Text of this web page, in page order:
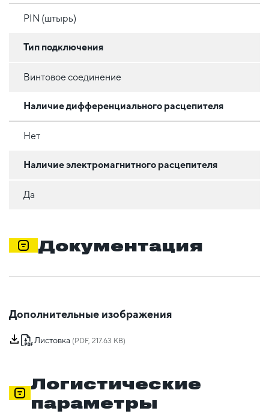
PIN (штырь)
Тип подключения
Винтовое соединение
Наличие дифференциального расцепителя
Нет
Наличие электромагнитного расцепителя
Да
Документация
Дополнительные изображения
Листовка (PDF, 217.63 KB)
Логистические
параметры